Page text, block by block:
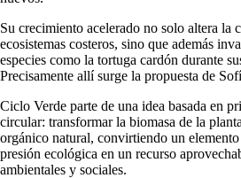
Su crecimiento acelerado no solo altera la
ecosistemas costeros, sino que además
especies como la tortuga cardón durante
Precisamente allí surge la propuesta de
Ciclo Verde parte de una idea basada en
circular: transformar la biomasa de la
orgánico natural, convirtiendo un elemento
presión ecológica en un recurso
ambientales y sociales.